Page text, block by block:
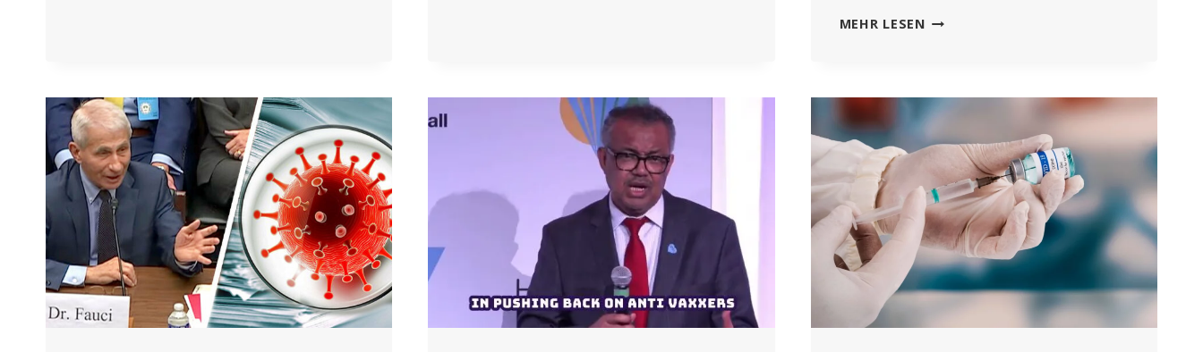
MEHR LESENNACH
IMPFKAMPAGNE
NUN
„EXPLOSIONSARTIGER“
ANSTIEG
VON
PFLEGEBEDÜFTIGEN